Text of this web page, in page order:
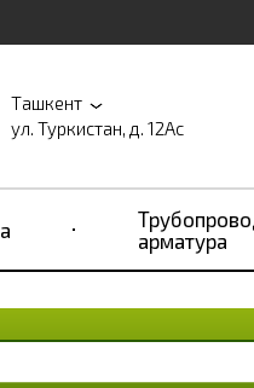
Ташкент
ул. Туркистан, д. 12Ас
арматура